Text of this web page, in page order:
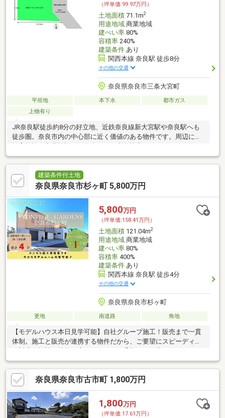
（坪単価:99.97万円）
土地面積71.1m2
用途地域商業地域
建ぺい率80%
容積率240%
建築条件あり
関西本線 奈良駅 徒歩8分
その他の交通
奈良県奈良市三条大宮町
平坦地 本下水
都市ガス
上物有り
JR奈良駅徒歩約8分の好立地、近鉄奈良線新大宮駅や奈良駅へも
徒歩圏。奈良市内の中心部に近く価値のある物件です。周辺には
建築条件付土地
奈良県奈良市杉ヶ町 5,800万円
5,800万円
（坪単価:158.41万円）
土地面積121.04m2
用途地域商業地域
建ぺい率80%
容積率400%
建築条件あり
関西本線 奈良駅 徒歩4分
その他の交通
奈良県奈良市杉ヶ町
更地 南道路 角地
【モデルハウス本日見学可能】自社グループ施工！販売まで一貫
体制。施工と販売が連携する物件だから、ご要望にスピーディー
奈良県奈良市古市町 1,800万円
1,800万円
（坪単価:17.61万円）